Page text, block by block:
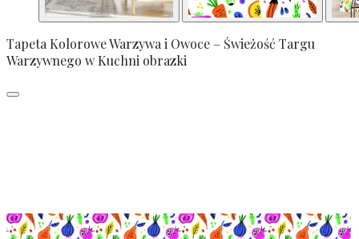
Tapeta Kolorowe Warzywa i Owoce – Świeżość Targu
Warzywnego w Kuchni obrazki